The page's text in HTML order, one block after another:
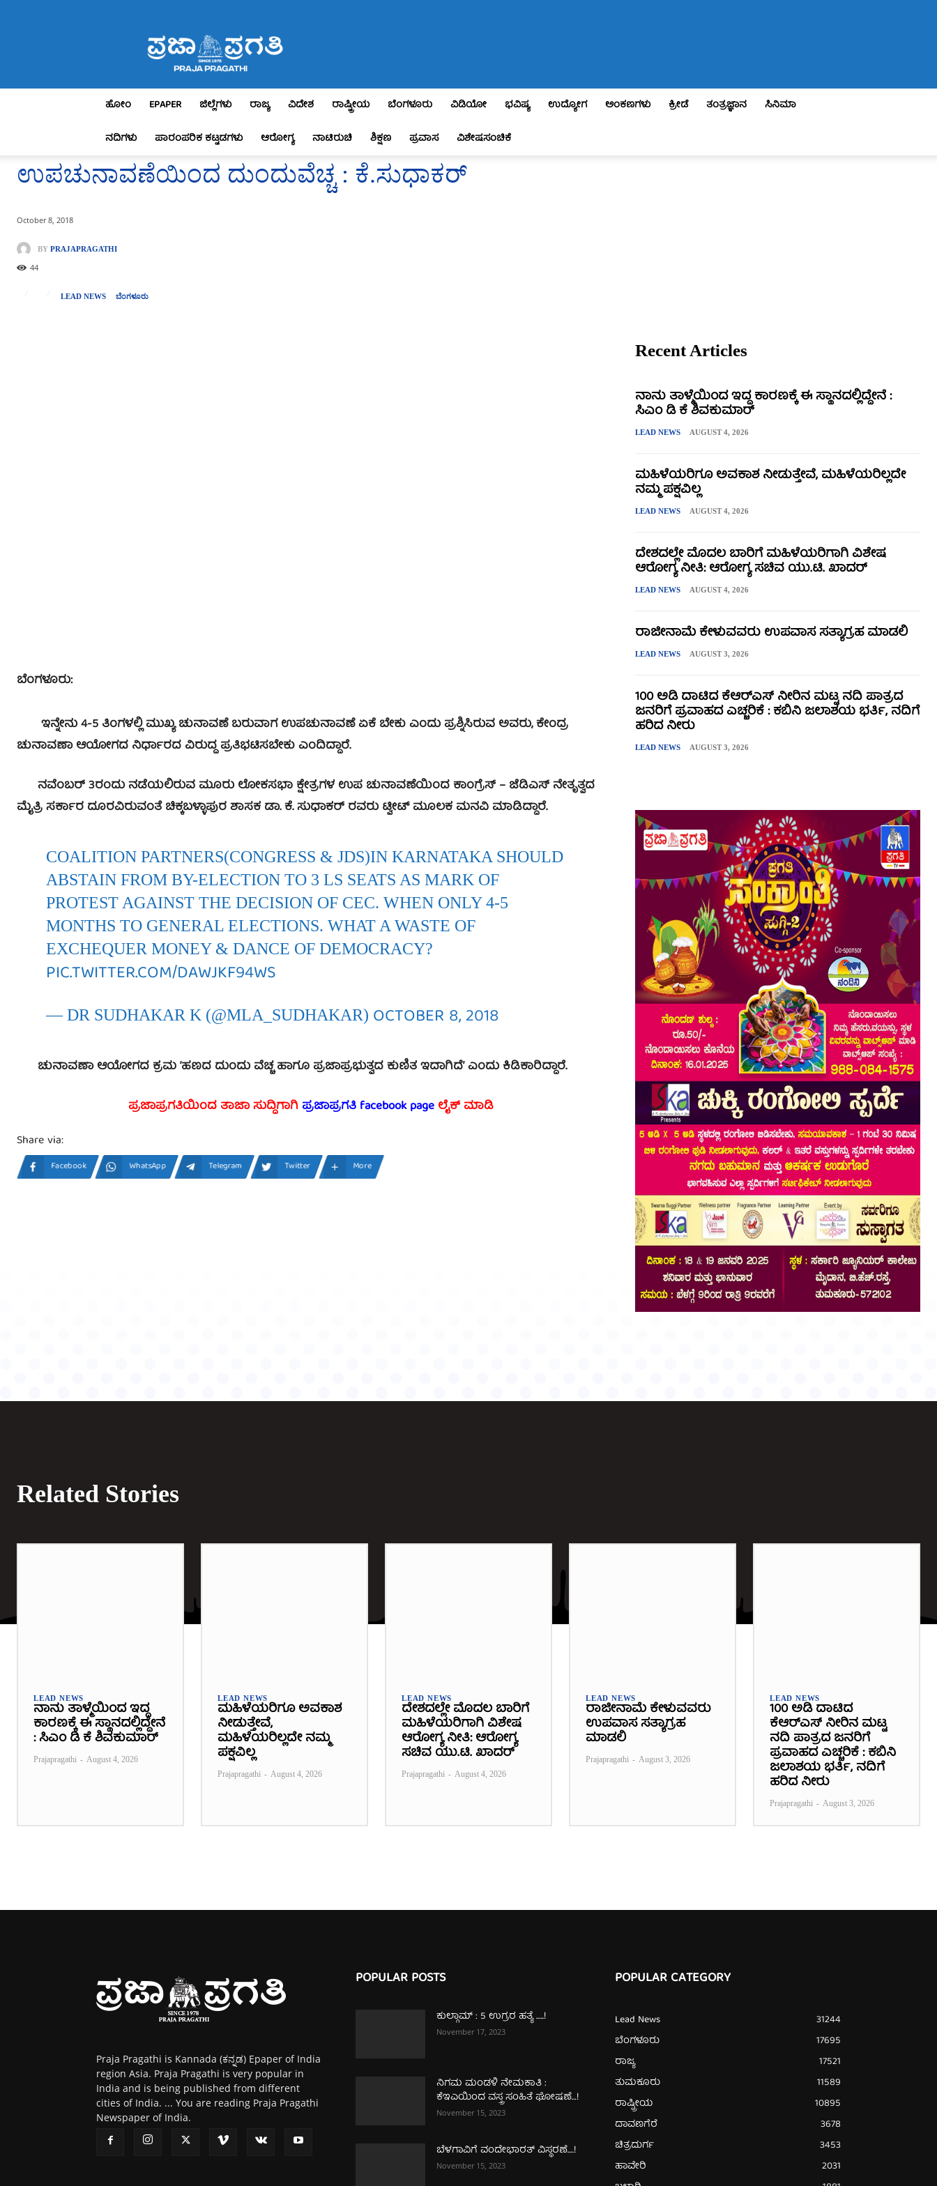
Pragathi
ಹೋಂ EPAPER ಜಿಲ್ಲೆಗಳು ರಾಜ್ಯ ವಿದೇಶ ರಾಷ್ಟ್ರೀಯ ಬೆಂಗಳೂರು ವಿಡಿಯೋ ಭವಿಷ್ಯ ಉದ್ಯೋಗ ಅಂಕಣಗಳು ಕ್ರೀಡೆ ತಂತ್ರಜ್ಞಾನ
ಸಿನಿಮಾ
ನದಿಗಳು
ಪಾರಂಪರಿಕ ಕಟ್ಟಡಗಳು ಆರೋಗ್ಯ ನಾಟಿರುಚಿ ಶಿಕ್ಷಣ ಪ್ರವಾಸ ವಿಶೇಷಸಂಚಿಕೆ
ಉಪಚುನಾವಣೆಯಿಂದ ದುಂದುವೆಚ್ಚ : ಕೆ.ಸುಧಾಕರ್
October 8, 2018
BY PRAJAPRAGATHI
44
LEAD NEWS ಬೆಂಗಳೂರು
ಬೆಂಗಳೂರು:
ಇನ್ನೇನು 4-5 ತಿಂಗಳಲ್ಲಿ ಮುಖ್ಯ ಚುನಾವಣೆ ಬರುವಾಗ ಉಪಚುನಾವಣೆ ಏಕೆ ಬೇಕು ಎಂದು ಪ್ರಶ್ನಿಸಿರುವ ಅವರು, ಕೇಂದ್ರ
ಚುನಾವಣಾ ಆಯೋಗದ ನಿರ್ಧಾರದ ವಿರುದ್ದ ಪ್ರತಿಭಟಿಸಬೇಕು ಎಂದಿದ್ದಾರೆ.
ನವೆಂಬರ್‌ 3ರಂದು ನಡೆಯಲಿರುವ ಮೂರು ಲೋಕಸಭಾ ಕ್ಷೇತ್ರಗಳ ಉಪ ಚುನಾವಣೆಯಿಂದ ಕಾಂಗ್ರೆಸ್‌ – ಜೆಡಿಎಸ್‌ ನೇತೃತ್ವದ
ಮೈತ್ರಿ ಸರ್ಕಾರ ದೂರವಿರುವಂತೆ ಚಿಕ್ಕಬಳ್ಳಾಪುರ ಶಾಸಕ ಡಾ. ಕೆ. ಸುಧಾಕರ್‌ ರವರು ಟ್ವೀಟ್ ಮೂಲಕ ಮನವಿ ಮಾಡಿದ್ದಾರೆ.
COALITION PARTNERS(CONGRESS & JDS)IN KARNATAKA SHOULD
ABSTAIN FROM BY-ELECTION TO 3 LS SEATS AS MARK OF
PROTEST AGAINST THE DECISION OF CEC. WHEN ONLY 4-5
MONTHS TO GENERAL ELECTIONS. WHAT A WASTE OF
EXCHEQUER MONEY & DANCE OF DEMOCRACY?
PIC.TWITTER.COM/DAWJKF94WS
— DR SUDHAKAR K (@MLA_SUDHAKAR) OCTOBER 8, 2018
ಚುನಾವಣಾ ಆಯೋಗದ ಕ್ರಮ ‘ಹಣದ ದುಂದು ವೆಚ್ಚ ಹಾಗೂ ಪ್ರಜಾಪ್ರಭುತ್ವದ ಕುಣಿತ ಇದಾಗಿದೆ’ ಎಂದು ಕಿಡಿಕಾರಿದ್ದಾರೆ.
ಪ್ರಜಾಪ್ರಗತಿಯಿಂದ ತಾಜಾ ಸುದ್ದಿಗಾಗಿ ಪ್ರಜಾಪ್ರಗತಿ facebook page ಲೈಕ್ ಮಾಡಿ
Share via:
Facebook WhatsApp Telegram Twitter More
Recent Articles
ನಾನು ತಾಳ್ಮೆಯಿಂದ ಇದ್ದ ಕಾರಣಕ್ಕೆ ಈ ಸ್ಥಾನದಲ್ಲಿದ್ದೇನೆ :
ಸಿಎಂ ಡಿ ಕೆ ಶಿವಕುಮಾರ್
LEAD NEWS AUGUST 4, 2026
ಮಹಿಳೆಯರಿಗೂ ಅವಕಾಶ ನೀಡುತ್ತೇವೆ, ಮಹಿಳೆಯರಿಲ್ಲದೇ
ನಮ್ಮ ಪಕ್ಷವಿಲ್ಲ
LEAD NEWS AUGUST 4, 2026
ದೇಶದಲ್ಲೇ ಮೊದಲ ಬಾರಿಗೆ ಮಹಿಳೆಯರಿಗಾಗಿ ವಿಶೇಷ
ಆರೋಗ್ಯ ನೀತಿ: ಆರೋಗ್ಯ ಸಚಿವ ಯು.ಟಿ. ಖಾದರ್
LEAD NEWS AUGUST 4, 2026
ರಾಜೀನಾಮೆ ಕೇಳುವವರು ಉಪವಾಸ ಸತ್ಯಾಗ್ರಹ ಮಾಡಲಿ
LEAD NEWS AUGUST 3, 2026
100 ಅಡಿ ದಾಟಿದ ಕೆಆರ್‌ಎಸ್ ನೀರಿನ ಮಟ್ಟ ನದಿ ಪಾತ್ರದ
ಜನರಿಗೆ ಪ್ರವಾಹದ ಎಚ್ಚರಿಕೆ : ಕಬಿನಿ ಜಲಾಶಯ ಭರ್ತಿ, ನದಿಗೆ
ಹರಿದ ನೀರು
LEAD NEWS AUGUST 3, 2026
Related Stories
LEAD NEWS
ನಾನು ತಾಳ್ಮೆಯಿಂದ ಇದ್ದ
ಕಾರಣಕ್ಕೆ ಈ ಸ್ಥಾನದಲ್ಲಿದ್ದೇನೆ
: ಸಿಎಂ ಡಿ ಕೆ ಶಿವಕುಮಾರ್
Prajapragathi - August 4, 2026
LEAD NEWS
ಮಹಿಳೆಯರಿಗೂ ಅವಕಾಶ
ನೀಡುತ್ತೇವೆ,
ಮಹಿಳೆಯರಿಲ್ಲದೇ ನಮ್ಮ
ಪಕ್ಷವಿಲ್ಲ
Prajapragathi - August 4, 2026
LEAD NEWS
ದೇಶದಲ್ಲೇ ಮೊದಲ ಬಾರಿಗೆ
ಮಹಿಳೆಯರಿಗಾಗಿ ವಿಶೇಷ
ಆರೋಗ್ಯ ನೀತಿ: ಆರೋಗ್ಯ
ಸಚಿವ ಯು.ಟಿ. ಖಾದರ್
Prajapragathi - August 4, 2026
LEAD NEWS
ರಾಜೀನಾಮೆ ಕೇಳುವವರು
ಉಪವಾಸ ಸತ್ಯಾಗ್ರಹ
ಮಾಡಲಿ
Prajapragathi - August 3, 2026
LEAD NEWS
100 ಅಡಿ ದಾಟಿದ
ಕೆಆರ್‌ಎಸ್ ನೀರಿನ ಮಟ್ಟ
ನದಿ ಪಾತ್ರದ ಜನರಿಗೆ
ಪ್ರವಾಹದ ಎಚ್ಚರಿಕೆ : ಕಬಿನಿ
ಜಲಾಶಯ ಭರ್ತಿ, ನದಿಗೆ
ಹರಿದ ನೀರು
Prajapragathi - August 3, 2026
Praja Pragathi is Kannada (ಕನ್ನಡ) Epaper of India
region Asia. Praja Pragathi is very popular in
India and is being published from different
cities of India. ... You are reading Praja Pragathi
Newspaper of India.
POPULAR POSTS
ಕುಲ್ಗಾಮ್‌ : 5 ಉಗ್ರರ ಹತ್ಯೆ …..!
November 17, 2023
ನಿಗಮ ಮಂಡಳಿ ನೇಮಕಾತಿ :
ಕೆಇಎಯಿಂದ ವಸ್ತ್ರ ಸಂಹಿತೆ ಘೋಷಣೆ…!
November 15, 2023
ಬೆಳಗಾವಿಗೆ ವಂದೇಭಾರತ್‌ ವಿಸ್ಥರಣೆ….!
November 15, 2023
POPULAR CATEGORY
Lead News
31244
ಬೆಂಗಳೂರು
17695
ರಾಜ್ಯ
17521
ತುಮಕೂರು
11589
ರಾಷ್ಟ್ರೀಯ
10895
ದಾವಣಗೆರೆ
3678
ಚಿತ್ರದುರ್ಗ
3453
ಹಾವೇರಿ
2031